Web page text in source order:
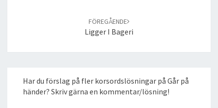
FÖREGÅENDE
Ligger I Bageri
Har du förslag på fler korsordslösningar på Går på
händer? Skriv gärna en kommentar/lösning!